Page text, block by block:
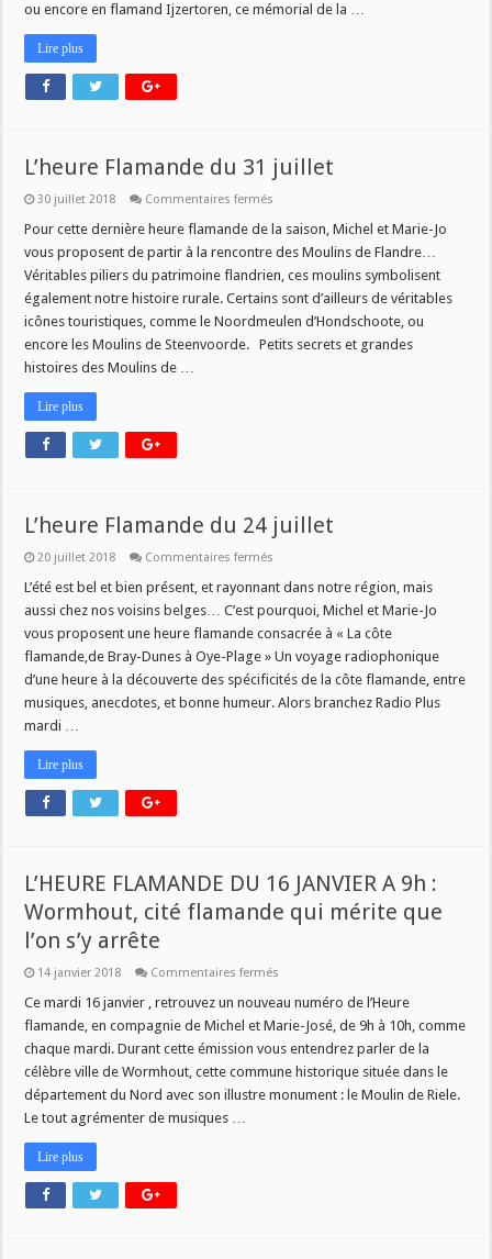
ou encore en flamand Ijzertoren, ce mémorial de la …
Lire plus
L’heure Flamande du 31 juillet
30 juillet 2018 Commentaires fermés
Flamande
31
juillet
Pour cette dernière heure flamande de la saison, Michel et Marie-Jo
vous proposent de partir à la rencontre des Moulins de Flandre…
Véritables piliers du patrimoine flandrien, ces moulins symbolisent
également notre histoire rurale. Certains sont d’ailleurs de véritables
icônes touristiques, comme le Noordmeulen d’Hondschoote, ou
encore les Moulins de Steenvoorde. Petits secrets et grandes
histoires des Moulins de …
Lire plus
L’heure Flamande du 24 juillet
20 juillet 2018 Commentaires fermés
Flamande
24
juillet
L’été est bel et bien présent, et rayonnant dans notre région, mais
aussi chez nos voisins belges… C’est pourquoi, Michel et Marie-Jo
vous proposent une heure flamande consacrée à « La côte
flamande,de Bray-Dunes à Oye-Plage » Un voyage radiophonique
d’une heure à la découverte des spécificités de la côte flamande, entre
musiques, anecdotes, et bonne humeur. Alors branchez Radio Plus
mardi …
Lire plus
L’HEURE FLAMANDE DU 16 JANVIER A 9h :
Wormhout, cité flamande qui mérite que
l’on s’y arrête
14 janvier 2018 Commentaires fermés
FLAMANDE
16
JANVIER
A
9h
Wormhout,
Ce mardi 16 janvier , retrouvez un nouveau numéro de l’Heure
flamande, en compagnie de Michel et Marie-José, de 9h à 10h, comme
chaque mardi. Durant cette émission vous entendrez parler de la
célèbre ville de Wormhout, cette commune historique située dans le
département du Nord avec son illustre monument : le Moulin de Riele.
Le tout agrémenter de musiques …
Lire plus